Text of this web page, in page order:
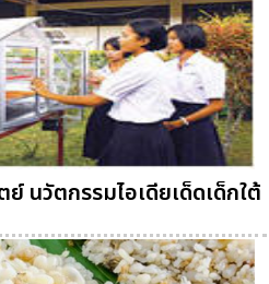
นวัตกรรมไอเดียเด็ดเด็กใต้